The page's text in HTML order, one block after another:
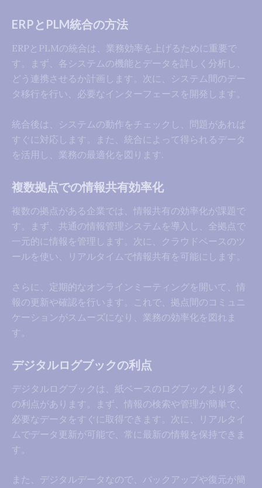
ERPとPLM統合の方法
ERPとPLMの統合は、業務効率を上げるために重要で
す。まず、各システムの機能とデータを詳しく分析し、
どう連携させるか計画します。次に、システム間のデー
タ移行を行い、必要なインターフェースを開発します。
統合後は、システムの動作をチェックし、問題があれば
すぐに対応します。また、統合によって得られるデータ
を活用し、業務の最適化を図ります.
複数拠点での情報共有効率化
複数の拠点がある企業では、情報共有の効率化が課題で
す。まず、共通の情報管理システムを導入し、全拠点で
一元的に情報を管理します。次に、クラウドベースのツ
ールを使い、リアルタイムで情報共有を可能にします。
さらに、定期的なオンラインミーティングを開いて、情
報の更新や確認を行います。これで、拠点間のコミュニ
ケーションがスムーズになり、業務の効率化を図れま
す。
デジタルログブックの利点
デジタルログブックは、紙ベースのログブックより多く
の利点があります。まず、情報の検索や管理が簡単で、
必要なデータをすぐに取得できます。次に、リアルタイ
ムでデータ更新が可能で、常に最新の情報を保持できま
す。
また、デジタルデータなので、バックアップや復元が簡